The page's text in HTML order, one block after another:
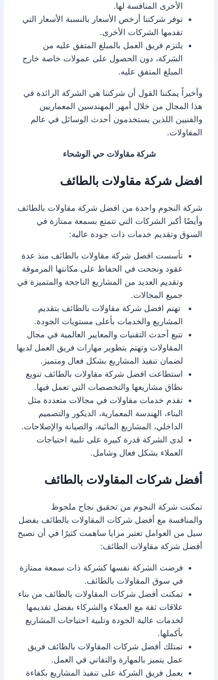
الأخرى المنافسة لها.
توفر شركتنا أرخص الأسعار بالنسبة الأسعار التي
تقدمها الشركات الأخرى.
يلتزم فريق العمل بالمبلغ المتفق عليه من
الشركة، دون الحصول على عمولات خاصة خارج
المبلغ المتفق عليه.
وأخيراً يمكننا القول أن شركتنا هي الشركة الرائدة في
هذا المجال من خلال أمهر المهندسين المعماريين
والفنيين اللذين يستخدمون أحدث الوسائل في عالم
المقاولات.
شركة مقاولات حي الوشحاء
افضل شركة مقاولات بالطائف
شركة النجوم واحدة من افضل شركة مقاولات بالطائف
وأيضًا أكبر الشركات التي تتمتع بسمعة ممتازة في
السوق وتقديم خدمات ذات جودة عالية:
تأسست افضل شركة مقاولات بالطائف منذ عدة
عقود ونجحت في الحفاظ على مكانتها المرموقة
وتقديم العديد من المشاريع الناجحة والمتميزة في
جميع المجالات.
تهتم افضل شركة مقاولات بالطائف بتقديم
المشاريع والخدمات بأعلى مستويات الجودة.
تتبع أحدث التقنيات والمعايير العالمية في مجال
المقاولات وتهتم بتطوير مهارات فريق العمل لديها
لضمان تنفيذ المشاريع بشكل فعال ومتميز.
استطاعت افضل شركة مقاولات بالطائف تنويع
نطاق مشاريعها والتخصصات التي تعمل فيها.
تقدم خدمات مقاولات في مجالات متعددة مثل
البناء، الهندسة المعمارية، الديكور والتصميم
الداخلي، المشاريع المائية، والصيانة والإصلاحات.
لدى الشركة قدرة كبيرة على تلبية احتياجات
العملاء بشكل فعال وشامل.
أفضل شركات المقاولات بالطائف
تمكنت شركة النجوم من تحقيق نجاح ملحوظ
والمنافسة مع أفضل شركات المقاولات بالطائف بفضل
سيل من العوامل تعتبر مزايا ساهمت كثيرًا في أن تصبح
أفضل شركة مقاولات الطائف:
فرضت الشركة نفسها كشركة ذات سمعة ممتازة
في سوق المقاولات بالطائف.
تمكنت أفضل شركات المقاولات بالطائف من بناء
علاقات ثقة مع العملاء والشركاء بفضل تقديمها
لخدمات عالية الجودة وتلبية احتياجات المشاريع
بأكملها.
تمتلك أفضل شركات المقاولات بالطائف فريق
عمل يتميز بالمهارة والتفاني في العمل.
يعمل فريق الشركة على تنفيذ المشاريع بكفاءة